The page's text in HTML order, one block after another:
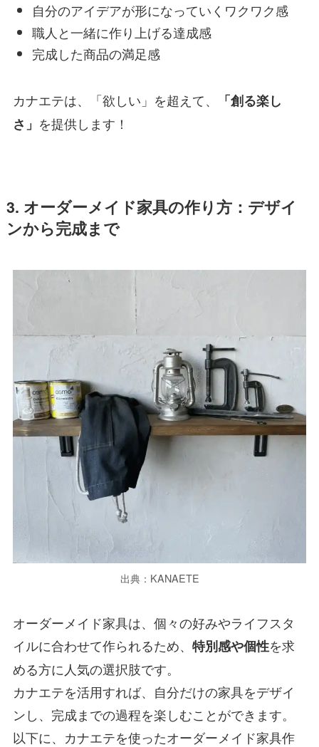
自分のアイデアが形になっていくワクワク感
職人と一緒に作り上げる達成感
完成した商品の満足感
カナエテは、「欲しい」を超えて、
「創る楽し
さ」 を提供します！
3. オーダーメイド家具の作り方：デザイ
ンから完成まで
出典：KANAETE
オーダーメイド家具は、個々の好みやライフスタ
イルに合わせて作られるため、 特別感や個性を求
める方に人気の選択肢です。
カナエテを活用すれば、自分だけの家具をデザイ
ンし、完成までの過程を楽しむことができます。
以下に、カナエテを使ったオーダーメイド家具作